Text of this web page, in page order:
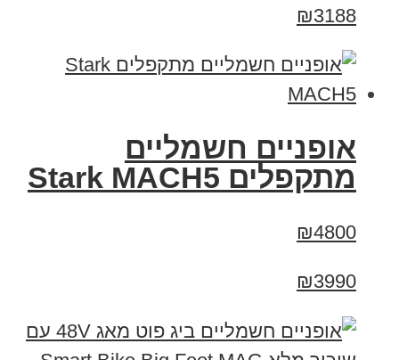
₪3188
‏אופניים חשמליים
‏מתקפלים Stark MACH5
₪4800
₪3990